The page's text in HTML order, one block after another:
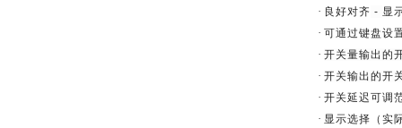
· 良好对齐 - 显
· 可通过键盘设
· 开关量输出的
· 开关输出的开
· 开关延迟可调
· 显示选择（实